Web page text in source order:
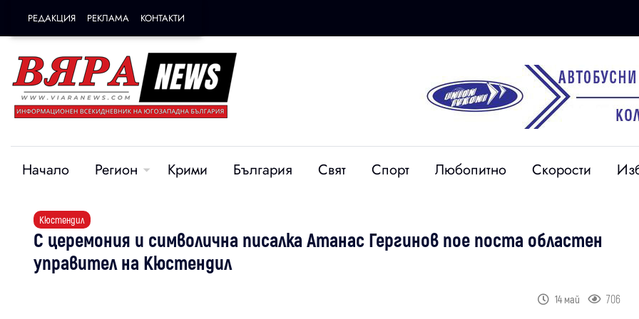
РЕДАКЦИЯ РЕКЛАМА КОНТАКТИ
Начало Регион Крими България Свят Спорт Любопитно Скорости
Кюстендил
С церемония и символична писалка Атанас Гергинов пое поста областен
управител на Кюстендил
14 май 706